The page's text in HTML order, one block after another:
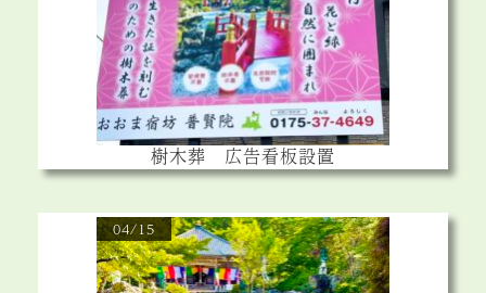
樹木葬 広告看板設置
04/15